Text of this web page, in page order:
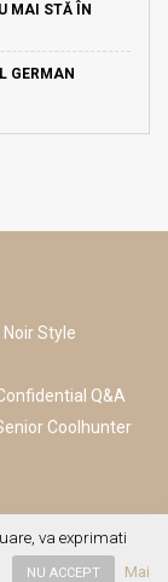
MAI STĂ ÎN
GERMAN
Style
Q&A
Coolhunter
va exprimati
NU ACCEPT Mai